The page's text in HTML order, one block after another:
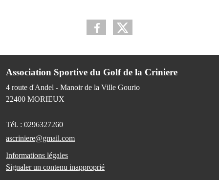
Association Sportive du Golf de la Criniere
4 route d'Andel - Manoir de la Ville Gourio
22400 MORIEUX
Tél. : 0296327260
ascriniere@gmail.com
Informations légales
Signaler un contenu inapproprié